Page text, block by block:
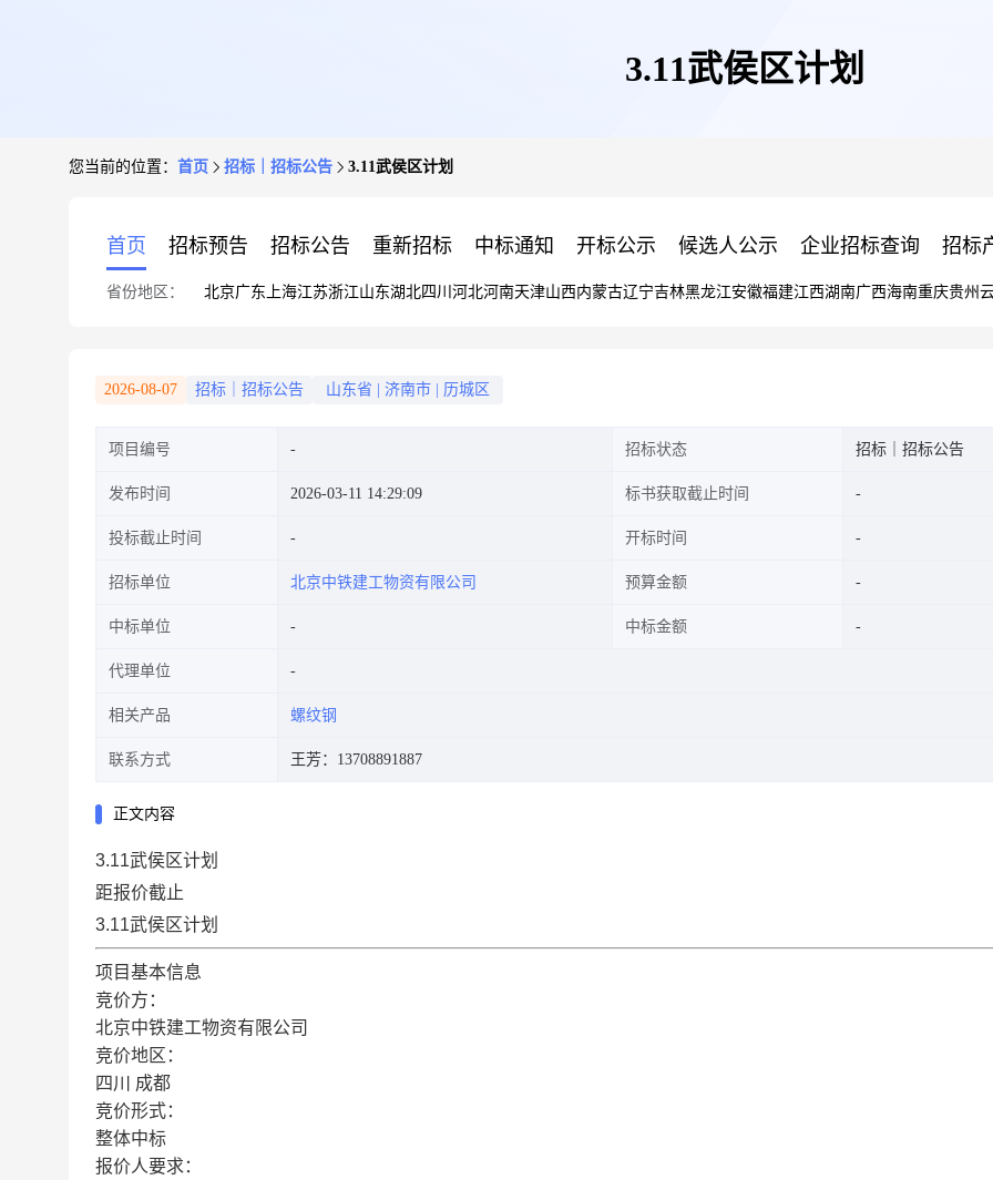
3.11武侯区计划
您当前的位置： 首页 招标｜招标公告 3.11武侯区计划
首页 招标预告 招标公告 重新招标 中标通知 开标公示 候选人公示 企业招标查询 招标
省份地区： 北京广东 上海江苏浙江山东湖北四川 河北河南天津山西内蒙古辽宁吉林黑龙江安徽福建江西湖南广西海南重庆贵州
2026-08-07 招标｜招标公告 山东省 济南市 历城区
项目编号 招标状态 招标｜招标公告
发布时间 2026-03-11 14:29:09 标书获取截止时间
投标截止时间 开标时间
招标单位 北京中铁建工物资有限公司 预算金额
中标单位 中标金额
代理单位
相关产品 螺纹钢
联系方式 王芳：13708891887
正文内容
3.11武侯区计划
距报价截止
3.11武侯区计划
项目基本信息
竞价方：
北京中铁建工物资有限公司
竞价地区：
四川 成都
竞价形式：
整体中标
报价人要求：